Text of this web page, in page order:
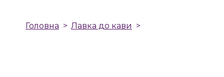
Головна Лавка до кави